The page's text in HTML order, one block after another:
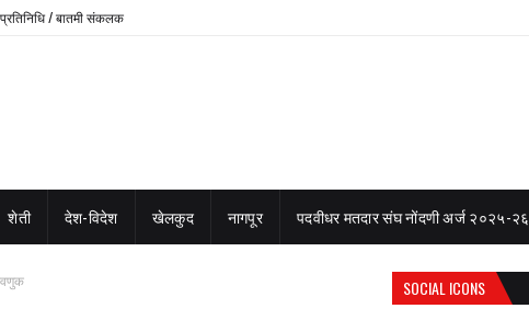
/ बातमी संकलक
शेती देश-विदेश खेलकुद नागपूर पदवीधर मतदार संघ नोंदणी अर्ज २०२५-२६
SOCIAL ICONS